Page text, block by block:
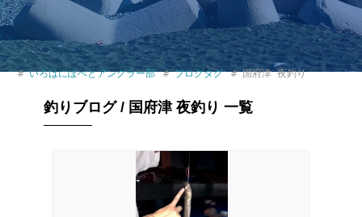
いろはにぽぺとアングラー部 ブログタグ 国府津 夜釣り
釣りブログ / 国府津 夜釣り 一覧